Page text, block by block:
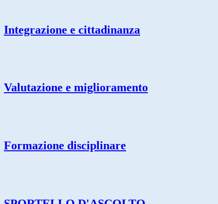
Integrazione e cittadinanza
Valutazione e miglioramento
Formazione disciplinare